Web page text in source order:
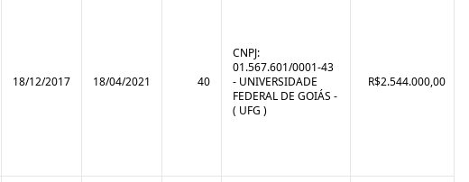
18/12/2017 18/04/2021 40
CNPJ:
01.567.601/0001-43
- UNIVERSIDADE
FEDERAL DE GOIÁS -
( UFG )
R$2.544.000,00